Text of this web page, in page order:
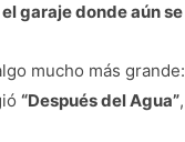
garaje donde aún
mucho más
“Después del Agua”